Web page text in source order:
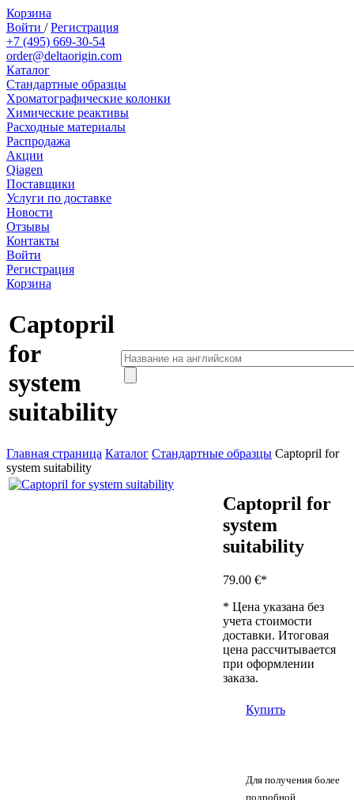
Корзина
Войти /Регистрация
+7 (495) 669-30-54
order@deltaorigin.com
Каталог
Стандартные образцы
Хроматографические колонки
Химические реактивы
Расходные материалы
Распродажа
Акции
Qiagen
Поставщики
Услуги по доставке
Новости
Отзывы
Контакты
Войти
Регистрация
Корзина
Captopril
for
system
suitability
Главная страница Каталог Стандартные образцы Captopril for
system suitability
Captopril for
system
suitability
79.00 €*
* Цена указана без
учета стоимости
доставки. Итоговая
цена рассчитывается
при оформлении
заказа.
Купить
Для получения более
подробной